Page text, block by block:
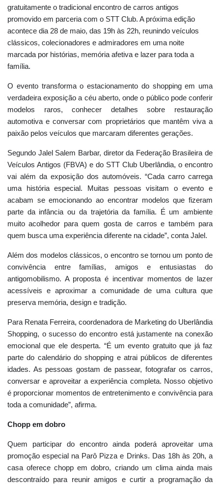
gratuitamente o tradicional encontro de carros antigos
promovido em parceria com o STT Club. A próxima edição
acontece dia 28 de maio, das 19h às 22h, reunindo veículos
clássicos, colecionadores e admiradores em uma noite
marcada por histórias, memória afetiva e lazer para toda a
família.
O evento transforma o estacionamento do shopping em uma
verdadeira exposição a céu aberto, onde o público pode conferir
modelos raros, conhecer detalhes sobre restauração
automotiva e conversar com proprietários que mantêm viva a
paixão pelos veículos que marcaram diferentes gerações.
Segundo Jalel Salem Barbar, diretor da Federação Brasileira de
Veículos Antigos (FBVA) e do STT Club Uberlândia, o encontro
vai além da exposição dos automóveis. “Cada carro carrega
uma história especial. Muitas pessoas visitam o evento e
acabam se emocionando ao encontrar modelos que fizeram
parte da infância ou da trajetória da família. É um ambiente
muito acolhedor para quem gosta de carros e também para
quem busca uma experiência diferente na cidade”, conta Jalel.
Além dos modelos clássicos, o encontro se tornou um ponto de
convivência entre famílias, amigos e entusiastas do
antigomobilismo. A proposta é incentivar momentos de lazer
acessíveis e aproximar a comunidade de uma cultura que
preserva memória, design e tradição.
Para Renata Ferreira, coordenadora de Marketing do Uberlândia
Shopping, o sucesso do encontro está justamente na conexão
emocional que ele desperta. “É um evento gratuito que já faz
parte do calendário do shopping e atrai públicos de diferentes
idades. As pessoas gostam de passear, fotografar os carros,
conversar e aproveitar a experiência completa. Nosso objetivo
é proporcionar momentos de entretenimento e convivência para
toda a comunidade”, afirma.
Chopp em dobro
Quem participar do encontro ainda poderá aproveitar uma
promoção especial na Parô Pizza e Drinks. Das 18h às 20h, a
casa oferece chopp em dobro, criando um clima ainda mais
descontraído para reunir amigos e curtir a programação da